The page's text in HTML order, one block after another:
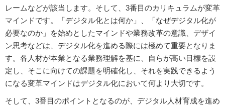
レームなどが該当します。そして、3番目のカリキュラムが変革
マインドです。「デジタル化とは何か」、「なぜデジタル化が
必要なのか」を始めとしたマインドや業務改革の意識、デザイ
ン思考などは、デジタル化を進める際には極めて重要となりま
す。各人材が本業となる業務理解を基に、自らが高い目標を設
定し、そこに向けての課題を明確化し、それを実践できるよう
になる変革マインドはデジタル化において何より大切です。
そして、3番目のポイントとなるのが、デジタル人材育成を進め